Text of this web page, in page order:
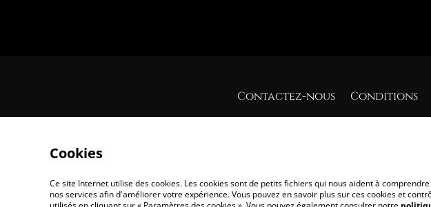
Contactez-nous Conditions
Cookies
Ce site Internet utilise des cookies. Les cookies sont de petits fichiers qui nous aident à
nos services afin d'améliorer votre expérience. Vous pouvez en savoir plus sur ces cookies et